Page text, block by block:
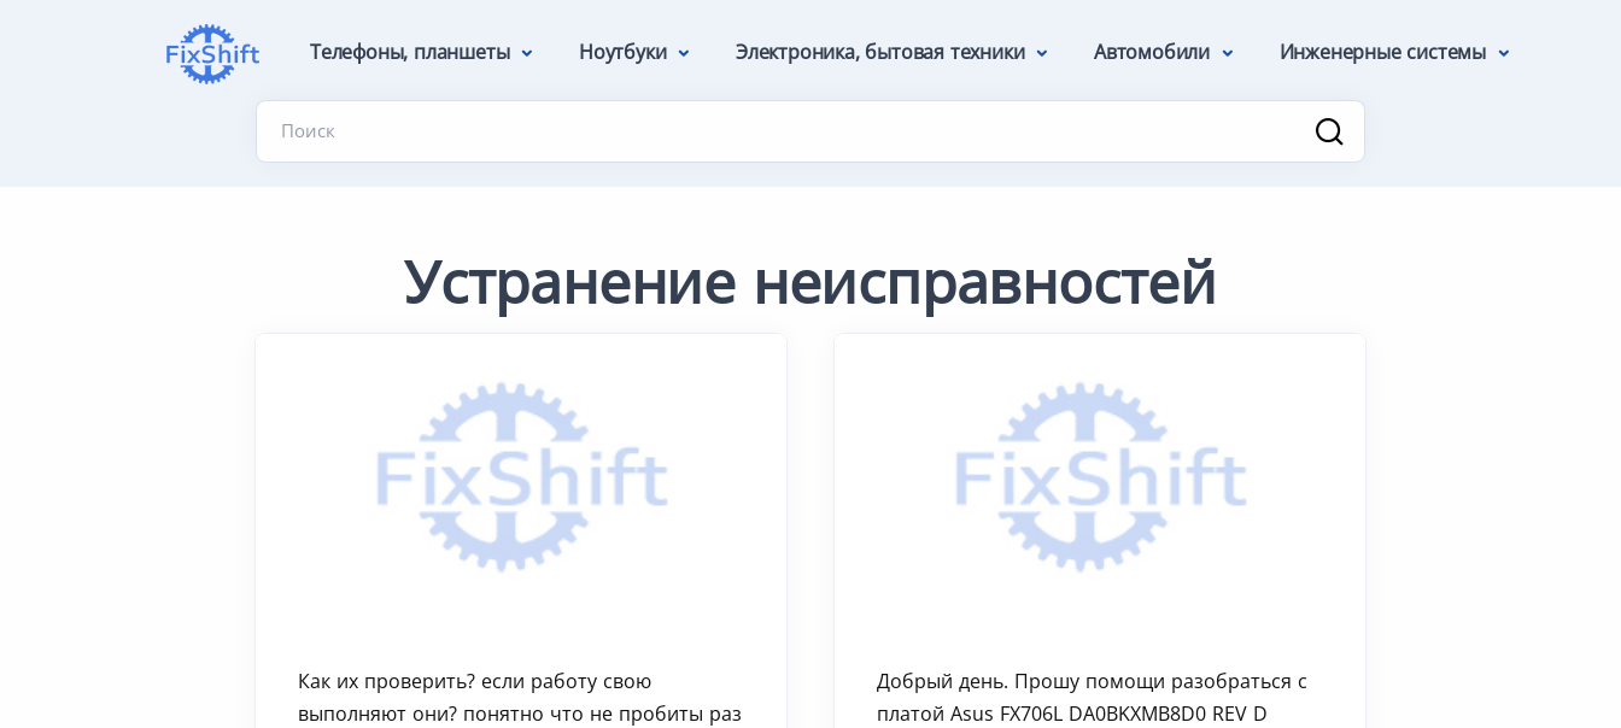
Телефоны, планшеты Ноутбуки Электроника, бытовая техники Автомобили Инженерные системы
Поиск
Устранение неисправностей
Как их проверить? если работу свою
выполняют они? понятно что не пробиты раз
Добрый день. Прошу помощи разобраться с
платой Asus FX706L DA0BKXMB8D0 REV D